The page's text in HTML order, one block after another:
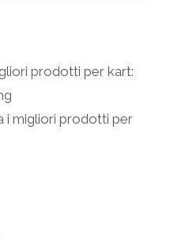
prodotti per kart:
i migliori prodotti per